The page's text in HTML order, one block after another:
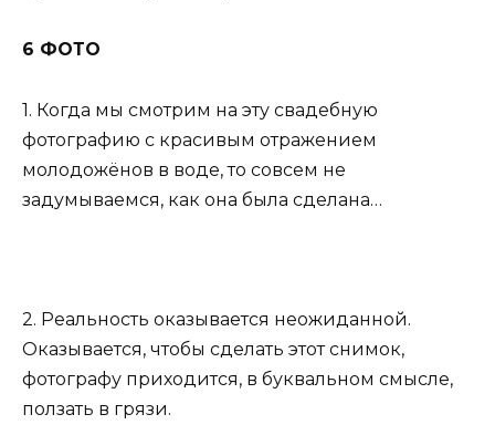
6 ФОТО
1. Когда мы смотрим на эту свадебную
фотографию с красивым отражением
молодожёнов в воде, то совсем не
задумываемся, как она была сделана…
2. Реальность оказывается неожиданной.
Оказывается, чтобы сделать этот снимок,
фотографу приходится, в буквальном смысле,
ползать в грязи.